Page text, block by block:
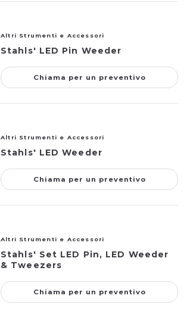
Altri Strumenti e Accessori
Stahls' LED Pin Weeder
Chiama per un preventivo
Altri Strumenti e Accessori
Stahls' LED Weeder
Chiama per un preventivo
Altri Strumenti e Accessori
Stahls' Set LED Pin, LED Weeder
& Tweezers
Chiama per un preventivo